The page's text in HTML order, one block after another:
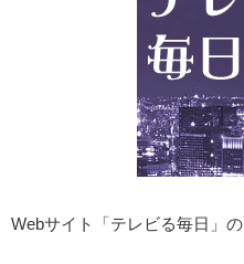
Webサイト「テレビる毎日」の